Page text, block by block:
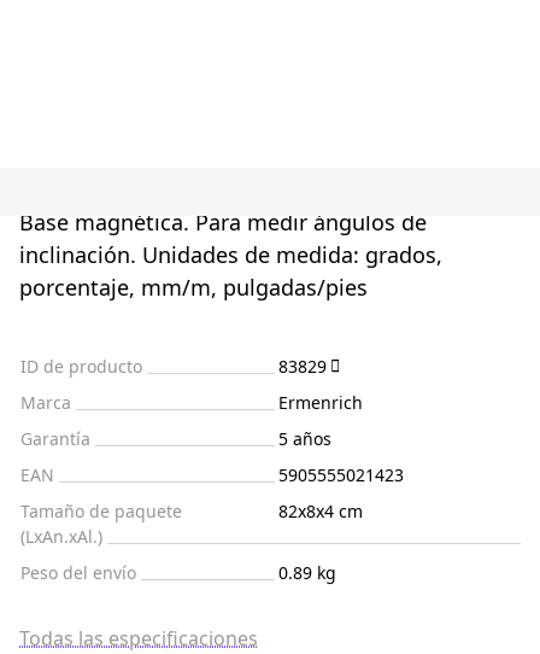
Base magnética. Para medir ángulos de
inclinación. Unidades de medida: grados,
porcentaje, mm/m, pulgadas/pies
ID de producto
83829
Marca
Ermenrich
Garantía
5 años
EAN
5905555021423
Tamaño de paquete
(LxAn.xAl.)
82x8x4 cm
Peso del envío 0.89 kg
Todas las especificaciones